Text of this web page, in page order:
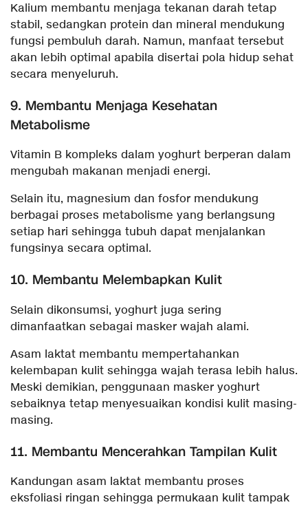
Kalium membantu menjaga tekanan darah tetap
stabil, sedangkan protein dan mineral mendukung
fungsi pembuluh darah. Namun, manfaat tersebut
akan lebih optimal apabila disertai pola hidup sehat
secara menyeluruh.
9. Membantu Menjaga Kesehatan
Metabolisme
Vitamin B kompleks dalam yoghurt berperan dalam
mengubah makanan menjadi energi.
Selain itu, magnesium dan fosfor mendukung
berbagai proses metabolisme yang berlangsung
setiap hari sehingga tubuh dapat menjalankan
fungsinya secara optimal.
10. Membantu Melembapkan Kulit
Selain dikonsumsi, yoghurt juga sering
dimanfaatkan sebagai masker wajah alami.
Asam laktat membantu mempertahankan
kelembapan kulit sehingga wajah terasa lebih halus.
Meski demikian, penggunaan masker yoghurt
sebaiknya tetap menyesuaikan kondisi kulit masing-
masing.
11. Membantu Mencerahkan Tampilan Kulit
Kandungan asam laktat membantu proses
eksfoliasi ringan sehingga permukaan kulit tampak